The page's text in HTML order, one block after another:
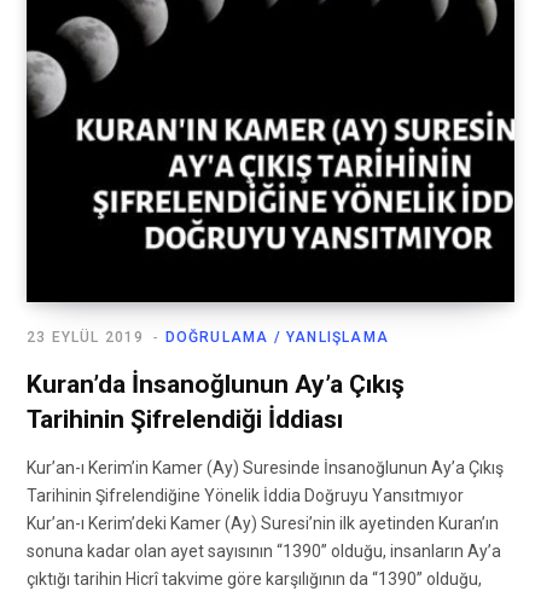
DOĞRULAMA / YANLIŞLAMA
23 EYLÜL 2019
Kuran’da İnsanoğlunun Ay’a Çıkış
Tarihinin Şifrelendiği İddiası
Kur’an-ı Kerim’in Kamer (Ay) Suresinde İnsanoğlunun Ay’a Çıkış
Tarihinin Şifrelendiğine Yönelik İddia Doğruyu Yansıtmıyor
Kur’an-ı Kerim’deki Kamer (Ay) Suresi’nin ilk ayetinden Kuran’ın
sonuna kadar olan ayet sayısının “1390” olduğu, insanların Ay’a
çıktığı tarihin Hicrî takvime göre karşılığının da “1390” olduğu,